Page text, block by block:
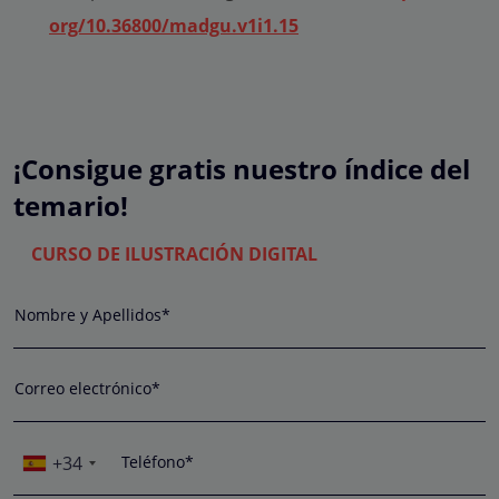
org/10.36800/madgu.v1i1.15
¡Consigue gratis nuestro índice del
temario!
CURSO DE ILUSTRACIÓN DIGITAL
Nombre y Apellidos*
Correo electrónico*
+34 Teléfono*